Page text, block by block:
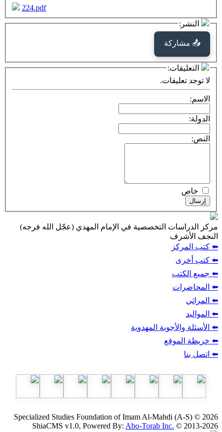
التخصصية في الإمام المهدي (عجّل الله فرجه)
المهدوية
Specialized Studies Foundation of Imam Al-
ShiaCMS v1.0, Powered By:Abo-Torab Inc.